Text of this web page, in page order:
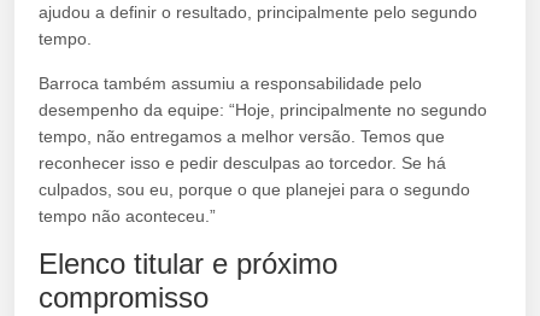
ajudou a definir o resultado, principalmente pelo segundo
tempo.
Barroca também assumiu a responsabilidade pelo
desempenho da equipe: “Hoje, principalmente no segundo
tempo, não entregamos a melhor versão. Temos que
reconhecer isso e pedir desculpas ao torcedor. Se há
culpados, sou eu, porque o que planejei para o segundo
tempo não aconteceu.”
Elenco titular e próximo
compromisso